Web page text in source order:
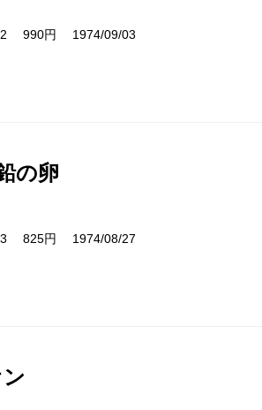
2 990円 1974/09/03
の卵
3 825円 1974/08/27